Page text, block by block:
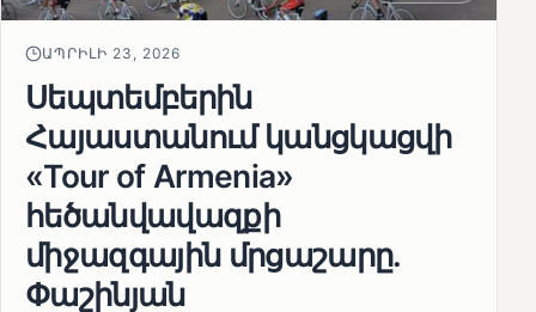
ԱՊՐԻԼԻ 23, 2026
Սեպտեմբերին
Հայաստանում կանցկացվի
«Tour of Armenia»
հեծանվավազքի
միջազգային մրցաշարը.
Փաշինյան